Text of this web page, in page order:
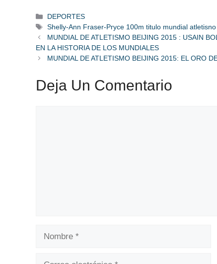
Categorías
DEPORTES
Etiquetas
Shelly-Ann Fraser-Pryce 100m titulo mundial
MUNDIAL DE ATLETISMO BEIJING 2015 : USAIN
EN LA HISTORIA DE LOS MUNDIALES
MUNDIAL DE ATLETISMO BEIJING 2015: EL ORO
Deja Un Comentario